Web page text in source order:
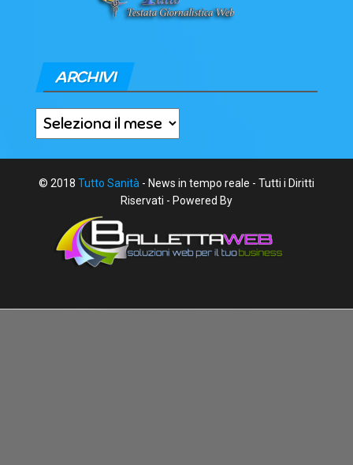
ARCHIVI
Archivi
© 2018 Tutto Sanità - News in tempo reale - Tutti i Diritti
Riservati - Powered By